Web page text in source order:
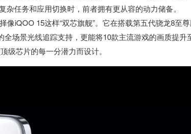
任务和应用切换时，前者拥有更从容的动力储备。
像iQOO 15这样“双芯旗舰”。它在搭载第五代骁龙8至
场景光线追踪支持，更能将10款主流游戏的画质提升
级芯片的每一分潜力而设计。